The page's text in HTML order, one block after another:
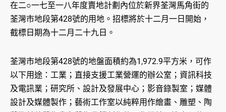
在二○一七至一八年度賣地計劃內位於新界荃灣馬角街的
荃灣市地段第428號的用地。招標將於十二月一日開始，
截標日期為十二月二十九日。
荃灣市地段第428號的地盤面積約為1,972.9平方米，可作
以下用途：工業；直接支援工業營運的辦公室；資訊科技
及電訊業；研究所、設計及發展中心；影音錄製室；媒體
設計及媒體製作；藝術工作室以純粹用作繪畫、雕塑、陶